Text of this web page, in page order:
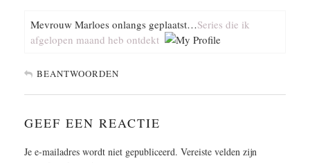
Mevrouw Marloes onlangs geplaatst…Series die ik
afgelopen maand heb ontdekt
BEANTWOORDEN
GEEF EEN REACTIE
Je e-mailadres wordt niet gepubliceerd. Vereiste velden zijn